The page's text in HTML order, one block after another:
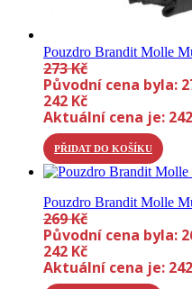
Pouzdro Brandit Molle
273Kč
Původní cena byla:
242 Kč
Aktuální cena je:
PŘIDAT DO KOŠÍKU
Pouzdro Brandit Molle
269Kč
Původní cena byla:
242 Kč
Aktuální cena je: